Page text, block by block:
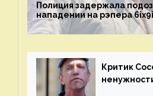
Полиция задержала
нападении на рэпера
Критик